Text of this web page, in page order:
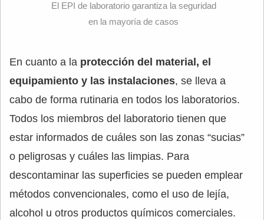
El EPI de laboratorio garantiza la seguridad
en la mayoría de casos
En cuanto a la protección del material, el
equipamiento y las instalaciones, se lleva a
cabo de forma rutinaria en todos los laboratorios.
Todos los miembros del laboratorio tienen que
estar informados de cuáles son las zonas “sucias”
o peligrosas y cuáles las limpias. Para
descontaminar las superficies se pueden emplear
métodos convencionales, como el uso de lejía,
alcohol u otros productos químicos comerciales.